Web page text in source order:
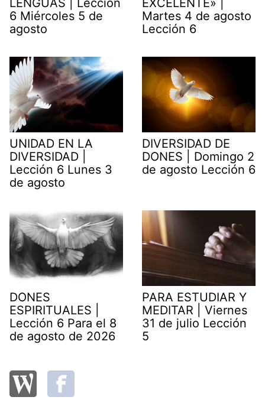
6 Miércoles 5 de
agosto
Martes 4 de agosto
Lección 6
UNIDAD EN LA
DIVERSIDAD |
Lección 6 Lunes 3
de agosto
DIVERSIDAD DE
DONES | Domingo 2
de agosto Lección 6
DONES
ESPIRITUALES |
Lección 6 Para el 8
de agosto de 2026
PARA ESTUDIAR Y
MEDITAR | Viernes
31 de julio Lección
5